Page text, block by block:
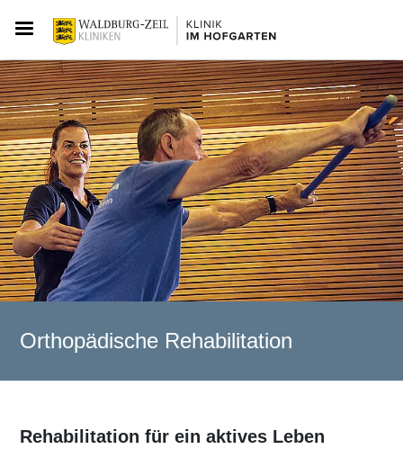
Orthopädische Rehabilitation
Rehabilitation für ein aktives Leben